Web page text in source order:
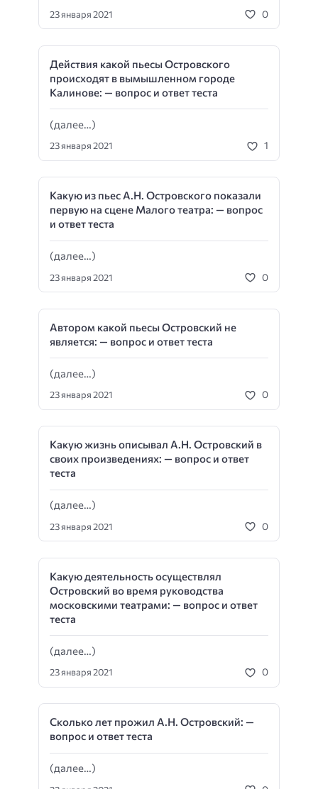
23 января 2021 0
Действия какой пьесы Островского
происходят в вымышленном городе
Калинове: — вопрос и ответ теста
(далее…)
23 января 2021 1
Какую из пьес А.Н. Островского показали
первую на сцене Малого театра: — вопрос
и ответ теста
(далее…)
23 января 2021 0
Автором какой пьесы Островский не
является: — вопрос и ответ теста
(далее…)
23 января 2021 0
Какую жизнь описывал А.Н. Островский в
своих произведениях: — вопрос и ответ
теста
(далее…)
23 января 2021 0
Какую деятельность осуществлял
Островский во время руководства
московскими театрами: — вопрос и ответ
теста
(далее…)
23 января 2021 0
Сколько лет прожил А.Н. Островский: —
вопрос и ответ теста
(далее…)